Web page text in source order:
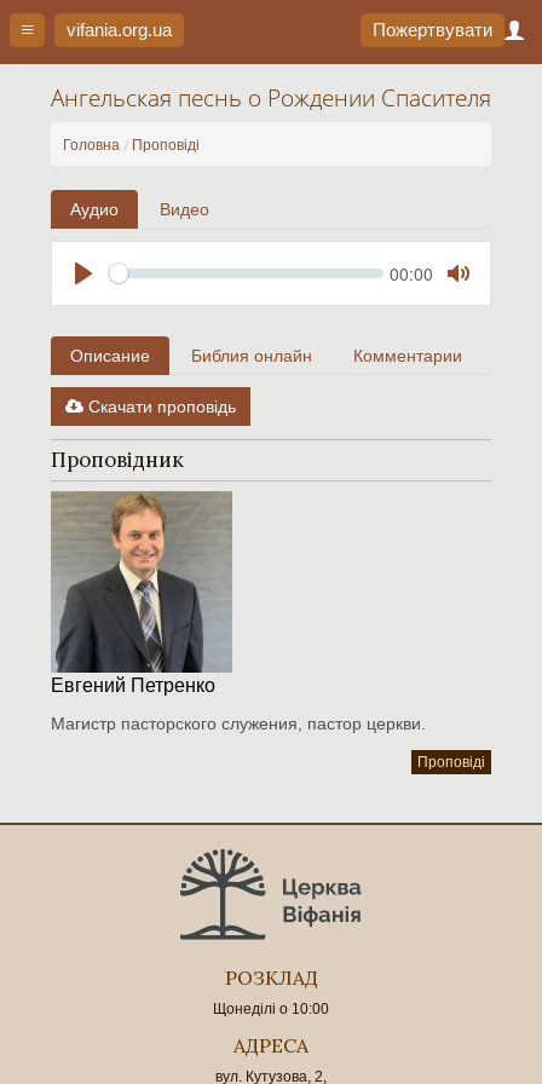
vifania.org.ua Пожертвувати
Ангельская песнь о Рождении Спасителя
Головна Проповіді
Аудио Видео
Seek Current
00:00
Mute
Описание Библия онлайн Комментарии
Скачати проповідь
Проповідник
Евгений Петренко
Магистр пасторского служения, пастор церкви.
Проповіді
РОЗКЛАД
Щонеділі о 10:00
АДРЕСА
вул. Кутузова, 2,